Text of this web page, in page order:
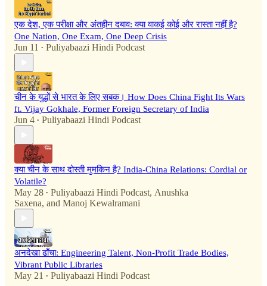
एक देश, एक परीक्षा और अंतहीन दबाव: क्या वाकई कोई और रास्ता नहीं है?
One Nation, One Exam, One Deep Crisis
Jun 11 • Puliyabaazi Hindi Podcast
चीन के युद्धों से भारत के लिए सबक। How Does China Fight Its Wars
ft. Vijay Gokhale, Former Foreign Secretary of India
Jun 4 • Puliyabaazi Hindi Podcast
क्या चीन के साथ दोस्ती मुमकिन है? India-China Relations: Cordial or
Volatile?
May 28 • Puliyabaazi Hindi Podcast, Anushka
Saxena, and Manoj Kewalramani
अनदेखा ढाँचा: Engineering Talent, Non-Profit Trade Bodies,
Vibrant Public Libraries
May 21 • Puliyabaazi Hindi Podcast